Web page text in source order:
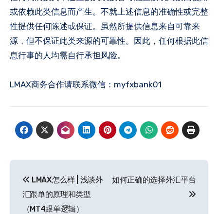
或依赖此类信息而产生。不就上述信息的准确性或完整
性提供任何陈述或保证。虽然所提供信息来自可靠来
源，但不保证此类来源的可靠性。因此，任何根据此信
息行事的人均需自行承担风险。
LMAX商务合作请联系微信：myfxbank01
章
LMAX怎么样 | 浅谈外
汇跟单的原理和类型
（MT4跟单逻辑）
如何正确的选择外汇平台